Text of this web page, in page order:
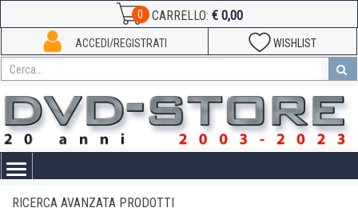
0 CARRELLO: € 0,00
WISHLIST
ACCEDI/REGISTRATI
Toggle
RICERCA AVANZATA PRODOTTI